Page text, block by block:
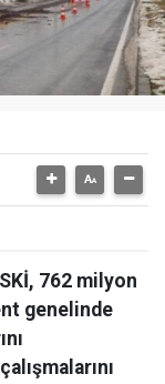
762 milyon
genelinde